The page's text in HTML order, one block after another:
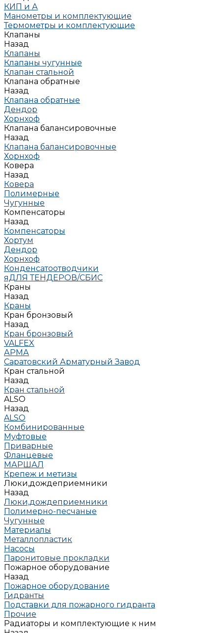
КИП и А
Манометры и комплектующие
Термометры и комплектующие
Клапаны
Назад
Клапаны
Клапаны чугунные
Клапан стальной
Клапана обратные
Назад
Клапана обратные
Дендор
Хорнхоф
Клапана балансировочные
Назад
Клапана балансировочные
Хорнхоф
Ковера
Назад
Ковера
Полимерные
Чугунные
Компенсаторы
Назад
Компенсаторы
Хортум
Дендор
Хорнхоф
Конденсатоотводчики
яДЛЯ ТЕНДЕРОВ/СБИС
Краны
Назад
Краны
Кран бронзовый
Назад
Кран бронзовый
VALFEX
АРМА
Саратовский Арматурный Завод
Кран стальной
Назад
Кран стальной
ALSO
Назад
ALSO
Комбинированные
Муфтовые
Приварные
Фланцевые
МАРШАЛ
Крепеж и метизы
Люки,дождеприемники
Назад
Люки,дождеприемники
Полимерно-песчаные
Чугунные
Материалы
Металлопластик
Насосы
Паронитовые прокладки
Пожарное оборудование
Назад
Пожарное оборудование
Гидранты
Подставки для пожарного гидранта
Прочие
Радиаторы и комплектующие к ним